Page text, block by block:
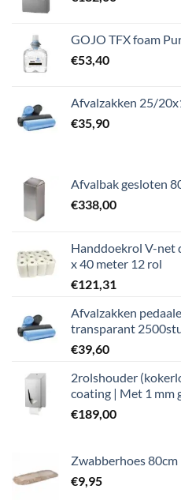
GOJO TFX foam
€53,40
Afvalzakken 25/
€35,90
Afvalbak gesloten
€338,00
Handdoekrol V-net
x 40 meter 12 rol
€121,31
Afvalzakken
transparant
€39,60
2rolshouder
coating | Met 1 mm
€189,00
Zwabberhoes 80cm
€9,95